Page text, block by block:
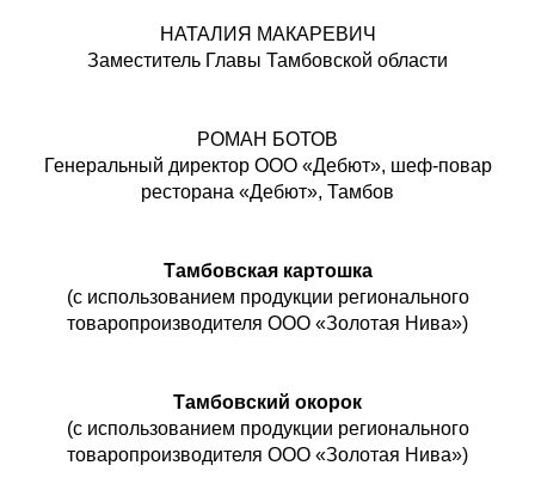
НАТАЛИЯ МАКАРЕВИЧ
Заместитель Главы Тамбовской области
РОМАН БОТОВ
Генеральный директор ООО «Дебют», шеф-повар
ресторана «Дебют», Тамбов
Тамбовская картошка
(с использованием продукции регионального
товаропроизводителя ООО «Золотая Нива»)
Тамбовский окорок
(с использованием продукции регионального
товаропроизводителя ООО «Золотая Нива»)